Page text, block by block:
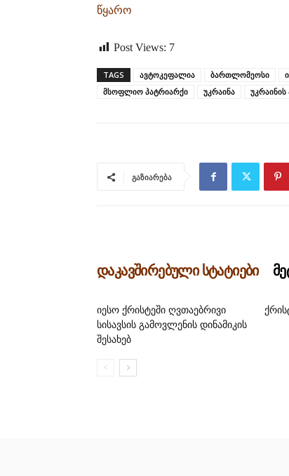
წყარო
Post Views: 7
TAGS ავტოკეფალია ბართლომეოსი
მსოფლიო პატრიარქი
უკრაინა
გაზიარება
დაკავშირებული სტატიები
იესო ქრისტეში ღვთაებრივი
სისავსის გამოვლენის დინამიკის
შესახებ